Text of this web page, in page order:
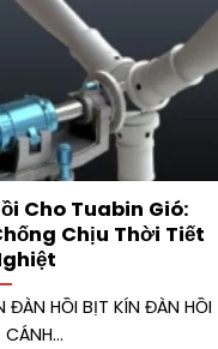
Cho Tuabin Gió:
Chịu Thời Tiết
ĐÀN HỒI BỊT KÍN ĐÀN HỒI
CÁNH...